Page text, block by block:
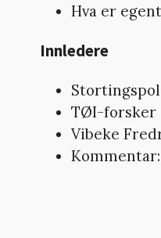
Hva er
Innledere
TØI-forsker
Vibeke